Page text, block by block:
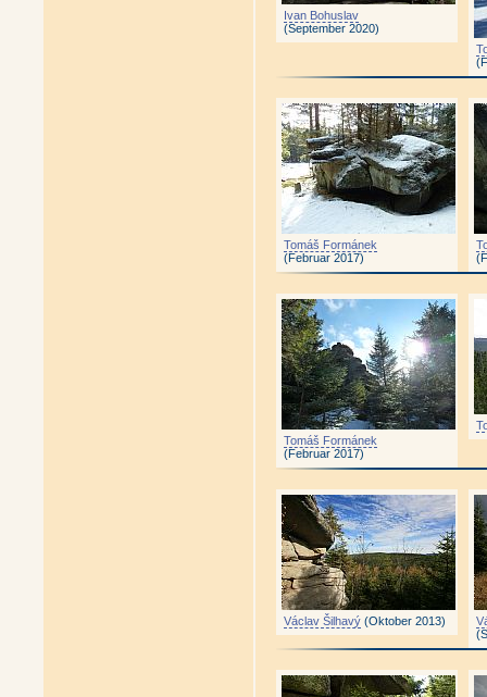
Ivan Bohuslav
(September 2020)
Tomáš Formánek
(Februar 2017)
Tomáš Formánek
(Februar 2017)
Václav Šilhavý (Oktober 2013)